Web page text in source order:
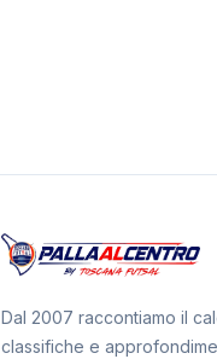
Dal 2007 raccontiamo il
classifiche e